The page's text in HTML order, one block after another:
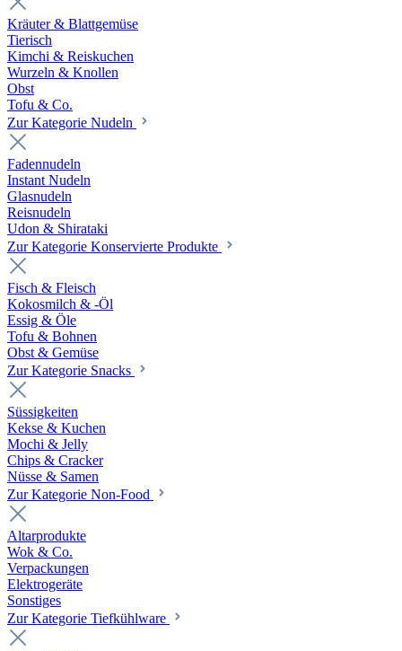
Kräuter & Blattgemüse
Tierisch
Kimchi & Reiskuchen
Wurzeln & Knollen
Obst
Tofu & Co.
Zur Kategorie Nudeln
Fadennudeln
Instant Nudeln
Glasnudeln
Reisnudeln
Udon & Shirataki
Zur Kategorie Konservierte Produkte
Fisch & Fleisch
Kokosmilch & -Öl
Essig & Öle
Tofu & Bohnen
Obst & Gemüse
Zur Kategorie Snacks
Süssigkeiten
Kekse & Kuchen
Mochi & Jelly
Chips & Cracker
Nüsse & Samen
Zur Kategorie Non-Food
Altarprodukte
Wok & Co.
Verpackungen
Elektrogeräte
Sonstiges
Zur Kategorie Tiefkühlware